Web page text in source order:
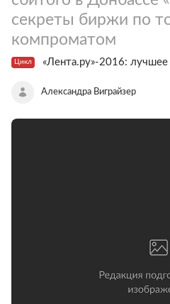
секреты биржи по
компроматом
Цикл «Лента.ру»-2016: лучшее
Александра Виграйзер